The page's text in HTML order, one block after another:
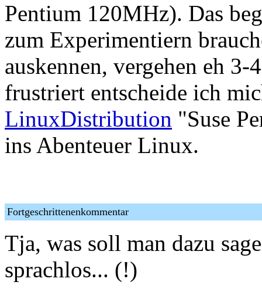
Pentium 120MHz). Das
zum Experimentiern
auskennen, vergehen eh
frustriert entscheide ich
LinuxDistribution "Suse
ins Abenteuer Linux.
Fortgeschrittenenkommentar
Tja, was soll man dazu
sprachlos... (!)